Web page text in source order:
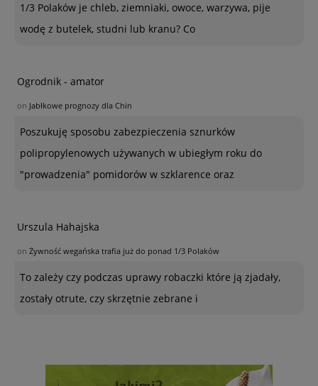
1/3 Polaków je chleb, ziemniaki, owoce, warzywa, pije
wodę z butelek, studni lub kranu? Co
Ogrodnik - amator
on Jabłkowe prognozy dla Chin
Poszukuję sposobu zabezpieczenia sznurków
polipropylenowych używanych w ubiegłym roku do
"prowadzenia" pomidorów w szklarence oraz
Urszula Hahajska
on Żywność wegańska trafia już do ponad 1/3 Polaków
To zależy czy podczas uprawy robaczki które ją zjadały,
zostały otrute, czy skrzętnie zebrane i